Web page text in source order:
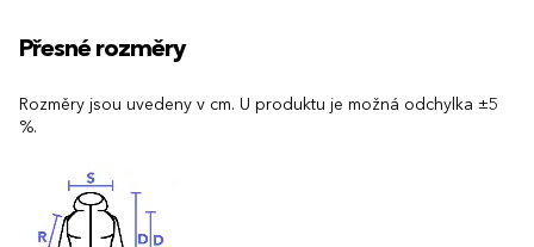
Přesné rozměry
Rozměry jsou uvedeny v cm. U produktu je možná odchylka ±5
%.